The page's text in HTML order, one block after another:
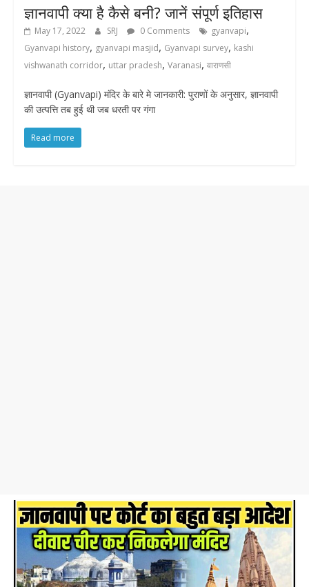
ज्ञानवापी क्या है कैसे बनी? जानें संपूर्ण इतिहास
May 17, 2022 SRJ 0 Comments gyanvapi,
Gyanvapi history, gyanvapi masjid, Gyanvapi survey, kashi
vishwanath corridor, uttar pradesh, Varanasi, वाराणसी
ज्ञानवापी (Gyanvapi) मंदिर के बारे मे जानकारी: पुराणों के अनुसार, ज्ञानवापी
की उत्पत्ति तब हुई थी जब धरती पर गंगा
Read more